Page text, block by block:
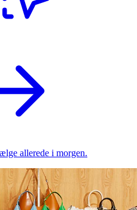
allerede i morgen.